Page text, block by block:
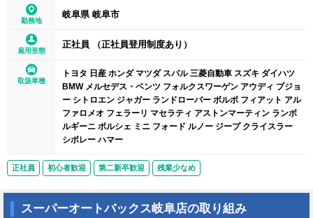
勤務地
岐阜県 岐阜市
雇用形態
正社員 （正社員登用制度あり）
取扱車種
トヨタ 日産 ホンダ マツダ スバル 三菱自動車 スズキ ダイハツ
BMW メルセデス・ベンツ フォルクスワーゲン アウディ プジョ
ー シトロエン ジャガー ランドローバー ボルボ フィアット アル
ファロメオ フェラーリ マセラティ アストンマーティン ランボ
ルギーニ ポルシェ ミニ フォード ルノー ジープ クライスラー
シボレー ハマー
正社員 初心者歓迎 第二新卒歓迎 残業少なめ
スーパーオートバックス岐阜店の取り組み